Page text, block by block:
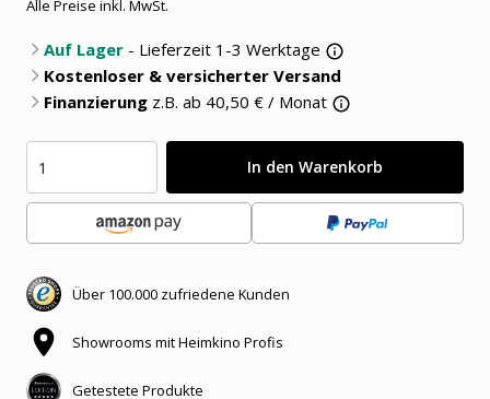
Alle Preise inkl. MwSt.
Auf Lager - Lieferzeit 1-3 Werktage
Kostenloser & versicherter Versand
Finanzierung z.B. ab 40,50 € / Monat
In den Warenkorb
Über 100.000 zufriedene Kunden
Showrooms mit Heimkino Profis
Getestete Produkte